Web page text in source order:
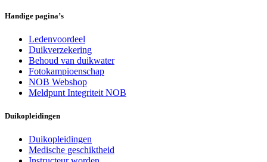
Handige pagina’s
Ledenvoordeel
Duikverzekering
Behoud van duikwater
Fotokampioenschap
NOB Webshop
Meldpunt Integriteit NOB
Duikopleidingen
Duikopleidingen
Medische geschiktheid